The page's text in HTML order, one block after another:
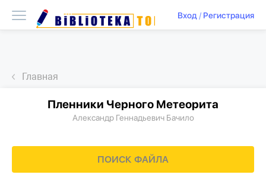
Вход/ Регистрация
Главная
Пленники Черного Метеорита
Александр Геннадьевич Бачило
ПОИСК ФАЙЛА